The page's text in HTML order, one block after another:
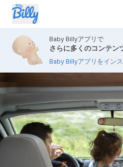
Baby Billyアプリで
さらに多くのコンテン
Baby Billyアプリをイン